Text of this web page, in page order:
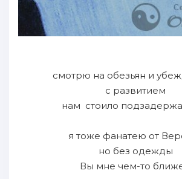
смотрю на обезьян и
с развитием
нам стоило
я тоже фанатею от
но без одежды
Вы мне чем-то